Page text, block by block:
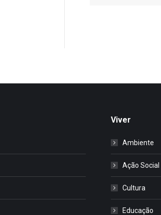
Viver
Ambiente
Ação Social
Cultura
Educação